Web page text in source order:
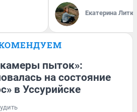
Екатерина
пыток»:
на состояние
в Уссурийске